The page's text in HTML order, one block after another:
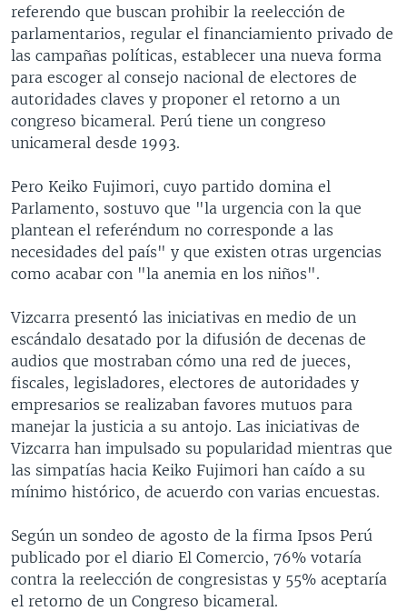
referendo que buscan prohibir la reelección de
parlamentarios, regular el financiamiento privado de
las campañas políticas, establecer una nueva forma
para escoger al consejo nacional de electores de
autoridades claves y proponer el retorno a un
congreso bicameral. Perú tiene un congreso
unicameral desde 1993.
Pero Keiko Fujimori, cuyo partido domina el
Parlamento, sostuvo que "la urgencia con la que
plantean el referéndum no corresponde a las
necesidades del país" y que existen otras urgencias
como acabar con "la anemia en los niños".
Vizcarra presentó las iniciativas en medio de un
escándalo desatado por la difusión de decenas de
audios que mostraban cómo una red de jueces,
fiscales, legisladores, electores de autoridades y
empresarios se realizaban favores mutuos para
manejar la justicia a su antojo. Las iniciativas de
Vizcarra han impulsado su popularidad mientras que
las simpatías hacia Keiko Fujimori han caído a su
mínimo histórico, de acuerdo con varias encuestas.
Según un sondeo de agosto de la firma Ipsos Perú
publicado por el diario El Comercio, 76% votaría
contra la reelección de congresistas y 55% aceptaría
el retorno de un Congreso bicameral.